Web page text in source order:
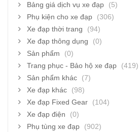
Bảng giá dịch vụ xe đạp
(5)
Phụ kiện cho xe đạp
(306)
Xe đạp thời trang
(94)
Xe đạp thông dụng
(0)
Sản phẩm
(0)
Trang phục - Bảo hộ xe đạp
(419)
Sản phẩm khác
(7)
Xe đạp khác
(98)
Xe đạp Fixed Gear
(104)
Xe đạp điện
(0)
Phụ tùng xe đạp
(902)